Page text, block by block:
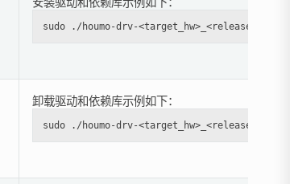
卸载驱动和依赖库示例如下：